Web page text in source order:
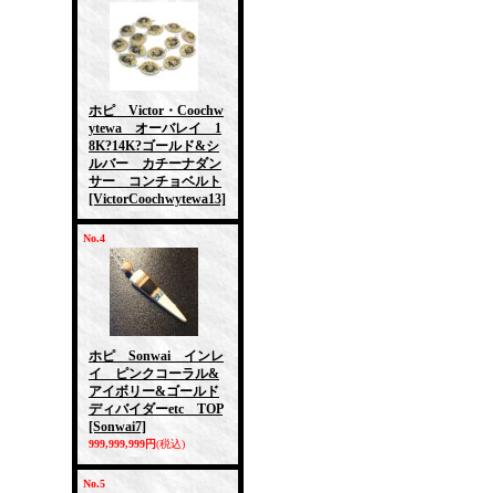
ホピ Victor・Coochw
ytewa オーバレイ 1
8K?14K?ゴールド&シ
ルバー カチーナダン
サー コンチョベルト
[VictorCoochwytewa13]
No.4
ホピ Sonwai インレ
イ ピンクコーラル&
アイボリー&ゴールド
ディバイダーetc TOP
[Sonwai7]
999,999,999円(税込)
No.5